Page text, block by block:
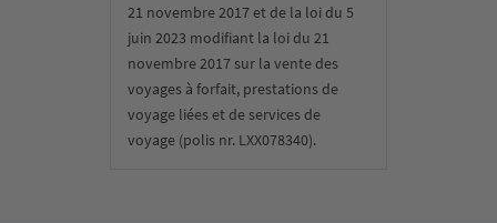
21 novembre 2017 et de la loi du 5
juin 2023 modifiant la loi du 21
novembre 2017 sur la vente des
voyages à forfait, prestations de
voyage liées et de services de
voyage (polis nr. LXX078340).